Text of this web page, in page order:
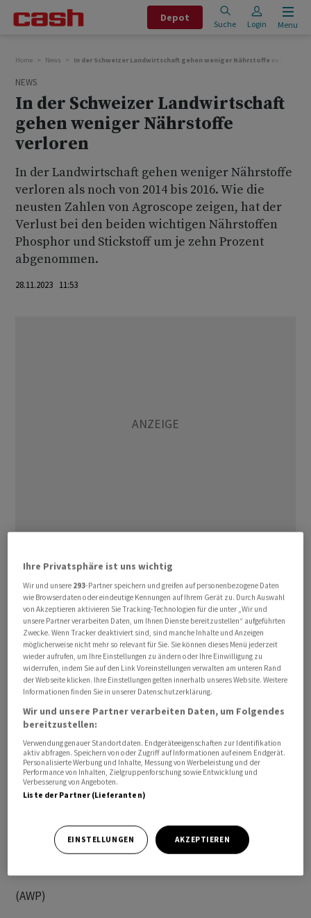
Depot
Suche Login Menu
Home News In der Schweizer Landwirtschaft gehen weniger Nährstoffe verloren
NEWS
In der Schweizer Landwirtschaft
gehen weniger Nährstoffe
verloren
In der Landwirtschaft gehen weniger Nährstoffe
verloren als noch von 2014 bis 2016. Wie die
neusten Zahlen von Agroscope zeigen, hat der
Verlust bei den beiden wichtigen Nährstoffen
Phosphor und Stickstoff um je zehn Prozent
abgenommen.
28.11.2023 11:53
allen Akteuren, um die von der Politik vorgegebenen
Ziele zu erreichen, teilte das Forschungsinstitut
Agroscope am Dienstag vor den Medien mit.
Hauptgrund für den Rückgang sei, dass weniger
Futtermittel importiert wurde.
Über Boden, Luft und Wasser gingen Phosphor und
Stickstoff in verschiedenen Formen aus dem
landwirtschaftlichen System verloren, erklärte
Agroscope. Die Bäuerinnen und Bauern müssten
deshalb neue Nährstoffe zuführen. Diese Verluste seien
zudem schädlich für die Umwelt.
Die Politik hat deshalb einen Absenkpfad für
Phosphorverluste aus der Landwirtschaft müssen in den
nächsten Jahren um 15 Prozent (Stickstoff), bzw. 20
(AWP)
Ihre Privatsphäre ist uns wichtig
Wir und unsere 293-Partner speichern und greifen auf personenbezogene Daten
wie Browserdaten oder eindeutige Kennungen auf Ihrem Gerät zu. Durch Auswahl
von Akzeptieren aktivieren Sie Tracking-Technologien für die unter „Wir und
unsere Partner verarbeiten Daten, um Ihnen Dienste bereitzustellen“ aufgeführten
Zwecke. Wenn Tracker deaktiviert sind, sind manche Inhalte und Anzeigen
möglicherweise nicht mehr so relevant für Sie. Sie können dieses Menü jederzeit
wieder aufrufen, um Ihre Einstellungen zu ändern oder Ihre Einwilligung zu
widerrufen, indem Sie auf den Link Voreinstellungen verwalten am unteren Rand
der Webseite klicken. Ihre Einstellungen gelten innerhalb unseres Website. Weitere
Informationen finden Sie in unserer Datenschutzerklärung.
Wir und unsere Partner verarbeiten Daten, um Folgendes
bereitzustellen:
Verwendung genauer Standortdaten. Endgeräteeigenschaften zur Identifikation
aktiv abfragen. Speichern von oder Zugriff auf Informationen auf einem Endgerät.
Personalisierte Werbung und Inhalte, Messung von Werbeleistung und der
Performance von Inhalten, Zielgruppenforschung sowie Entwicklung und
Verbesserung von Angeboten.
Liste der Partner (Lieferanten)
EINSTELLUNGEN AKZEPTIEREN